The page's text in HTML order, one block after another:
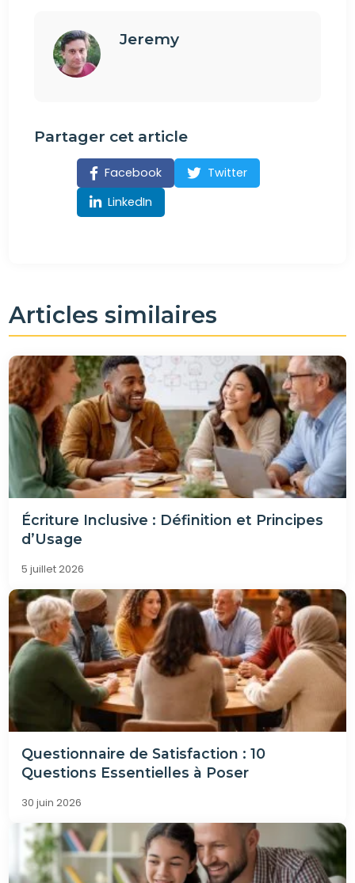
Jeremy
Partager cet article
Facebook
Twitter
LinkedIn
Articles similaires
Écriture Inclusive : Définition et Principes
d’Usage
5 juillet 2026
Questionnaire de Satisfaction : 10
Questions Essentielles à Poser
30 juin 2026